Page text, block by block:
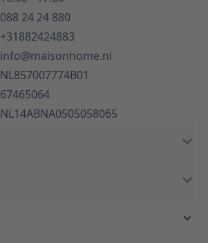
088 24 24 880
+31882424883
info@maisonhome.nl
NL857007774B01
67465064
NL14ABNA0505058065